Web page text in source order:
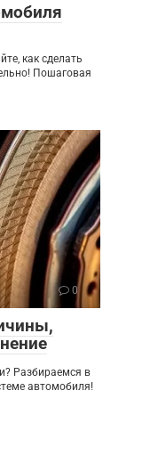
как сделать
Пошаговая
0
Разбираемся в
автомобиля!